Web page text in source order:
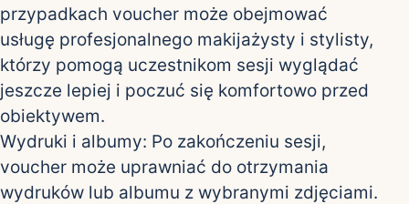
przypadkach voucher może obejmować
usługę profesjonalnego makijażysty i stylisty,
którzy pomogą uczestnikom sesji wyglądać
jeszcze lepiej i poczuć się komfortowo przed
obiektywem.
Wydruki i albumy: Po zakończeniu sesji,
voucher może uprawniać do otrzymania
wydruków lub albumu z wybranymi zdjęciami.